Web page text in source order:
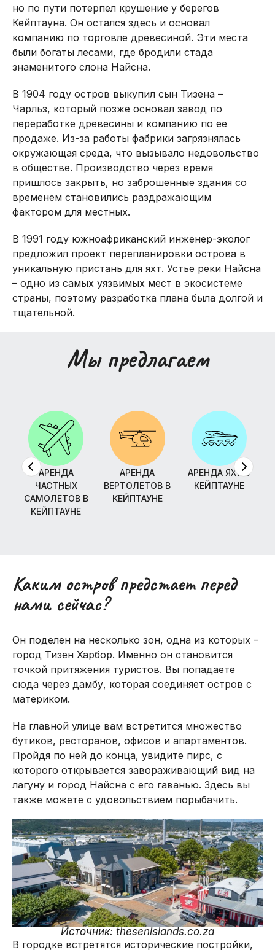
но по пути потерпел крушение у берегов
Кейптауна. Он остался здесь и основал
компанию по торговле древесиной. Эти места
были богаты лесами, где бродили стада
знаменитого слона Найсна.
В 1904 году остров выкупил сын Тизена –
Чарльз, который позже основал завод по
переработке древесины и компанию по ее
продаже. Из-за работы фабрики загрязнялась
окружающая среда, что вызывало недовольство
в обществе. Производство через время
пришлось закрыть, но заброшенные здания со
временем становились раздражающим
фактором для местных.
В 1991 году южноафриканский инженер-эколог
предложил проект перепланировки острова в
уникальную пристань для яхт. Устье реки Найсна
– одно из самых уязвимых мест в экосистеме
страны, поэтому разработка плана была долгой и
тщательной.
Мы предлагаем
АРЕНДА
ЧАСТНЫХ
САМОЛЕТОВ В
КЕЙПТАУНЕ
АРЕНДА
ВЕРТОЛЕТОВ В
КЕЙПТАУНЕ
АРЕНДА ЯХТ В
КЕЙПТАУНЕ
Каким остров предстает перед
нами сейчас?
Он поделен на несколько зон, одна из которых –
город Тизен Харбор. Именно он становится
точкой притяжения туристов. Вы попадаете
сюда через дамбу, которая соединяет остров с
материком.
На главной улице вам встретится множество
бутиков, ресторанов, офисов и апартаментов.
Пройдя по ней до конца, увидите пирс, с
которого открывается завораживающий вид на
лагуну и город Найсна с его гаванью. Здесь вы
также можете с удовольствием порыбачить.
Источник: thesenislands.co.za
В городке встретятся исторические постройки,